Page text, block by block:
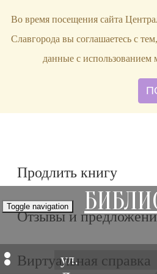
bibl-serv@mail.ru
Продлить книгу
Отзывы и
Виртуальная справка
ул.
Toggle navigation
Во время посещения сайта
Славгорода вы соглашаетесь с
данные с использованием